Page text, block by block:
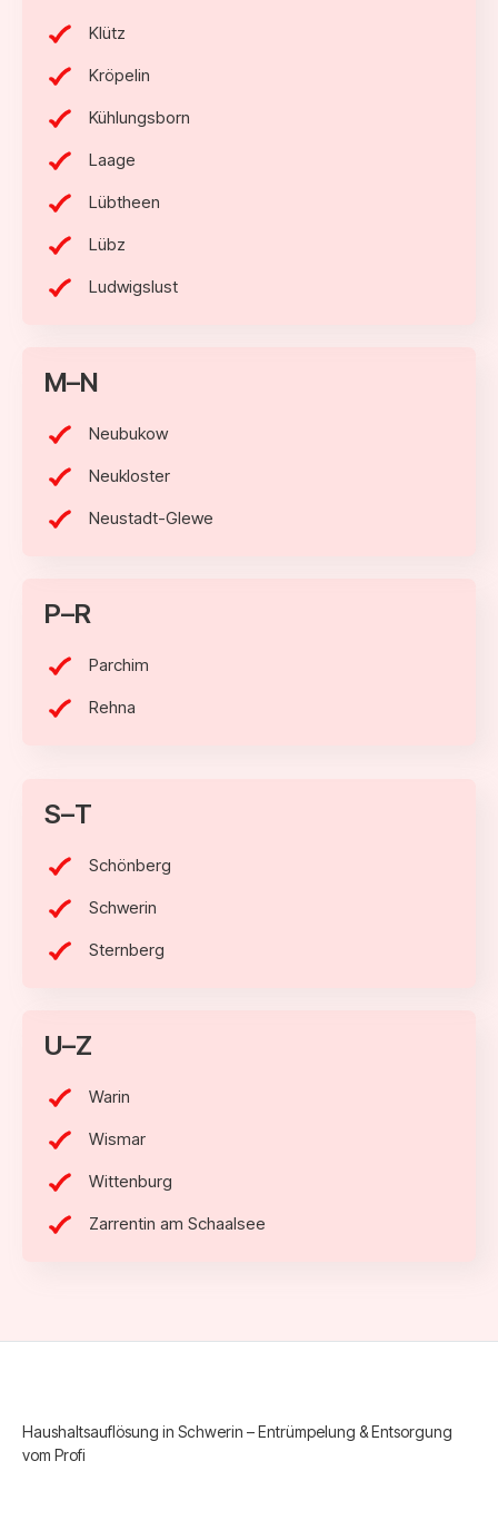
Klütz
Kröpelin
Kühlungsborn
Laage
Lübtheen
Lübz
Ludwigslust
M–N
Neubukow
Neukloster
Neustadt-Glewe
P–R
Parchim
Rehna
S–T
Schönberg
Schwerin
Sternberg
U–Z
Warin
Wismar
Wittenburg
Zarrentin am Schaalsee
Haushaltsauflösung in Schwerin – Entrümpelung & Entsorgung
vom Profi